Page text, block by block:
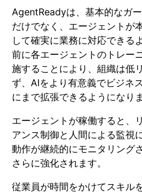
AgentReadyは、基本的なガ
だけでなく、エージェントが
して確実に業務に対応できる
前に各エージェントのトレー
施することにより、組織は低
ず、AIをより有意義でビジネ
にまで拡張できるようになりま
エージェントが稼働すると、
アンス制御と人間による監視
動作が継続的にモニタリング
さらに強化されます。
従業員が時間をかけてスキル